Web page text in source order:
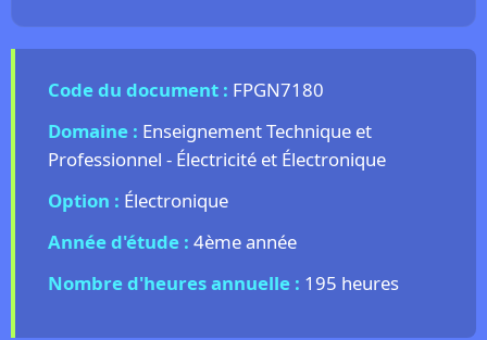
Code du document : FPGN7180
Domaine : Enseignement Technique et
Professionnel - Électricité et Électronique
Option : Électronique
Année d'étude : 4ème année
Nombre d'heures annuelle : 195 heures